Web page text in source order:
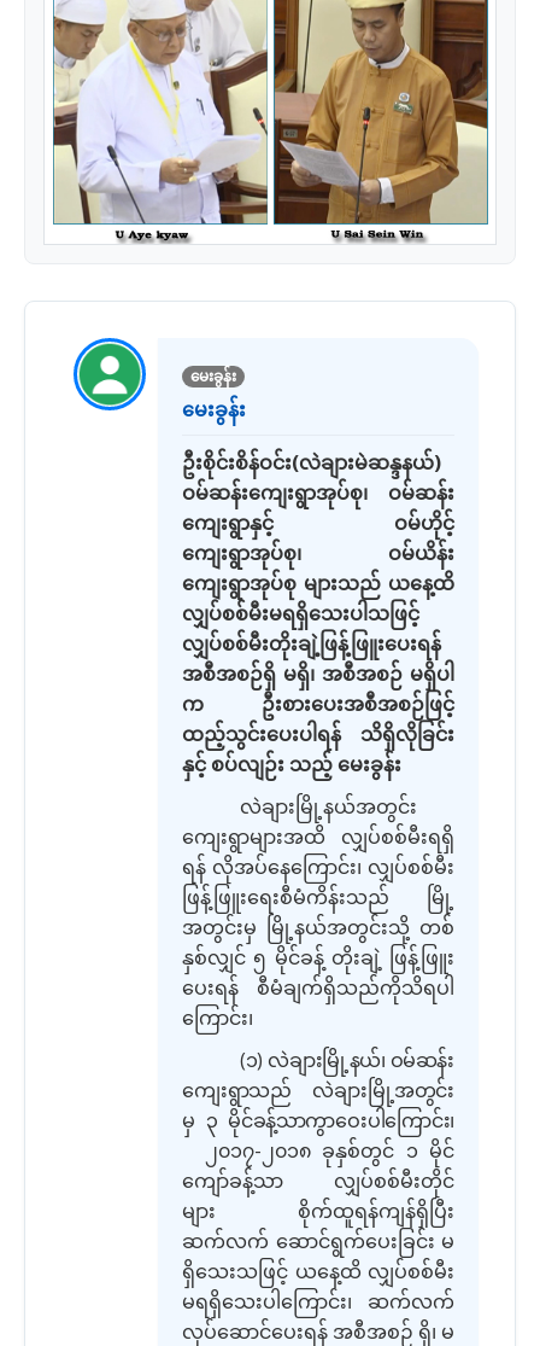
မေးခွန်း
မေးခွန်း
ဦးစိုင်းစိန်ဝင်း(လဲချားမဲဆန္ဒနယ်)
ဝမ်ဆန်းကျေးရွာအုပ်စု၊ ဝမ်ဆန်း
ကျေးရွာနှင့် ဝမ်ဟိုင့်
ကျေးရွာအုပ်စု၊ ဝမ်ယိန်း
ကျေးရွာအုပ်စု များသည် ယနေ့ထိ
လျှပ်စစ်မီးမရရှိသေးပါသဖြင့်
လျှပ်စစ်မီးတိုးချဲ့ဖြန့်ဖြူးပေးရန်
အစီအစဉ်ရှိ မရှိ၊ အစီအစဉ် မရှိပါ
က ဦးစားပေးအစီအစဉ်ဖြင့်
ထည့်သွင်းပေးပါရန် သိရှိလိုခြင်း
နှင့် စပ်လျဉ်း သည့် မေးခွန်း
လဲချားမြို့နယ်အတွင်း
ကျေးရွာများအထိ လျှပ်စစ်မီးရရှိ
ရန် လိုအပ်နေကြောင်း၊ လျှပ်စစ်မီး
ဖြန့်ဖြူးရေးစီမံကိန်းသည် မြို့
အတွင်းမှ မြို့နယ်အတွင်းသို့ တစ်
နှစ်လျှင် ၅ မိုင်ခန့် တိုးချဲ့ ဖြန့်ဖြူး
ပေးရန် စီမံချက်ရှိသည်ကိုသိရပါ
ကြောင်း၊
(၁) လဲချားမြို့နယ်၊ ဝမ်ဆန်း
ကျေးရွာသည် လဲချားမြို့အတွင်း
မှ ၃ မိုင်ခန့်သာကွာဝေးပါကြောင်း၊
၂၀၁၇- ၂၀၁၈ ခုနှစ်တွင် ၁ မိုင်
ကျော်ခန့်သာ လျှပ်စစ်မီးတိုင်
များ စိုက်ထူရန်ကျန်ရှိပြီး
ဆက်လက် ဆောင်ရွက်ပေးခြင်း မ
ရှိသေးသဖြင့် ယနေ့ထိ လျှပ်စစ်မီး
မရရှိသေးပါကြောင်း၊ ဆက်လက်
လုပ်ဆောင်ပေးရန် အစီအစဉ် ရှိ၊ မ